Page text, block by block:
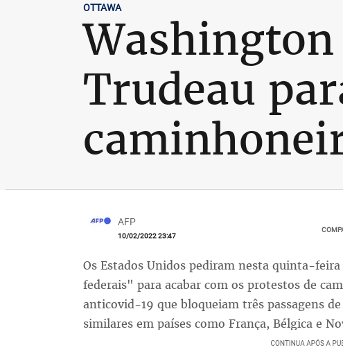
OTTAWA
Trudeau
AFP
10/02/2022 23:47
Os Estados Unidos pediram nesta quinta-feira
federais" para acabar com os protestos de
anticovid-19 que bloqueiam três passagens
similares em países como França, Bélgica e